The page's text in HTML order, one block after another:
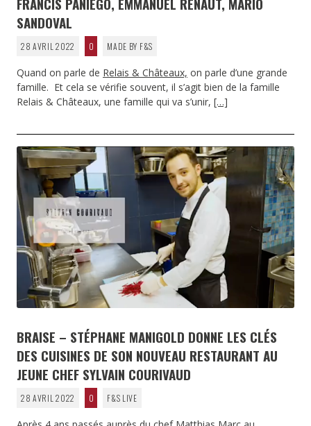
SANDOVAL
28 AVRIL 2022 0 MADE BY F&S
Quand on parle de Relais & Châteaux, on parle d’une grande
famille. Et cela se vérifie souvent, il s’agit bien de la famille
Relais & Châteaux, une famille qui va s’unir, […]
BRAISE – STÉPHANE MANIGOLD DONNE LES CLÉS
DES CUISINES DE SON NOUVEAU RESTAURANT AU
JEUNE CHEF SYLVAIN COURIVAUD
28 AVRIL 2022 0 F&S LIVE